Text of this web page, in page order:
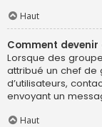
Haut
Comment
Lorsque des
attribué un chef de
d’utilisateurs,
envoyant un
Haut